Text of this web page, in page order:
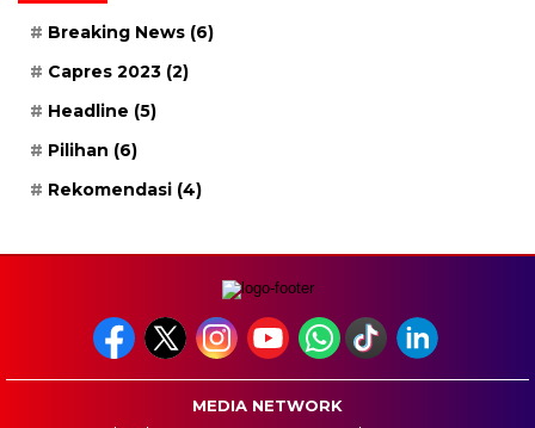
Breaking News (6)
Capres 2023 (2)
Headline (5)
Pilihan (6)
Rekomendasi (4)
MEDIA NETWORK